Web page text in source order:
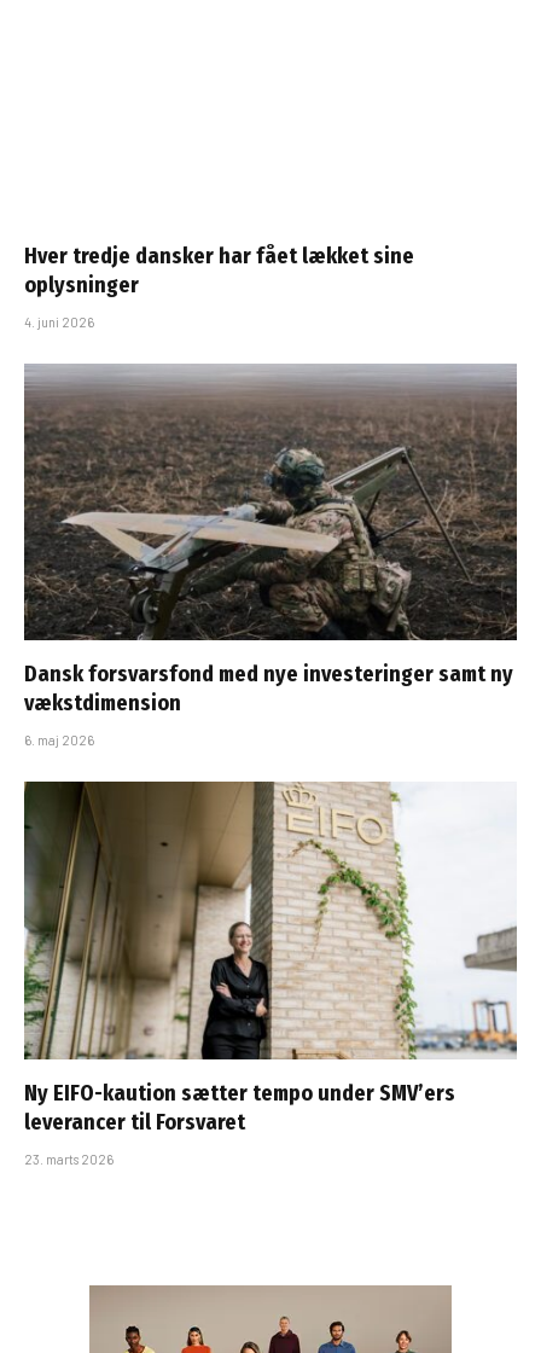
Hver tredje dansker har fået lækket sine
oplysninger
4. juni 2026
Dansk forsvarsfond med nye investeringer samt ny
vækstdimension
6. maj 2026
Ny EIFO-kaution sætter tempo under SMV’ers
leverancer til Forsvaret
23. marts 2026